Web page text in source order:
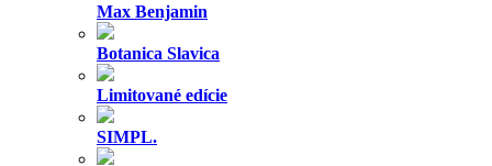
Max Benjamin
Botanica Slavica
Limitované edície
SIMPL.